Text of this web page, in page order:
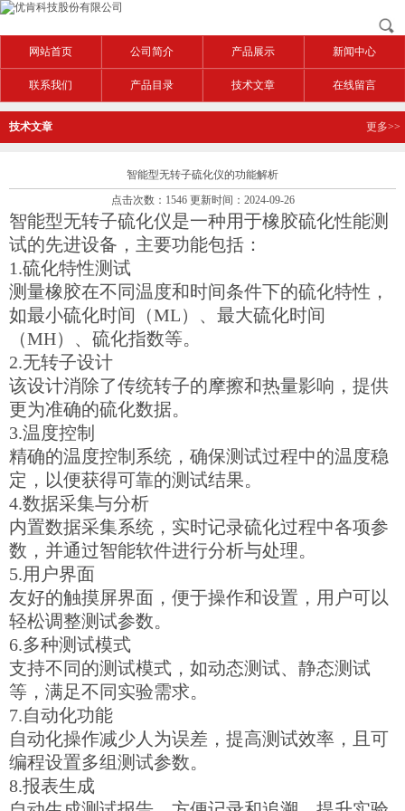
网站首页 公司简介 产品展示 新闻中心
联系我们 产品目录 技术文章 在线留言
技术文章 更多>>
智能型无转子硫化仪的功能解析
点击次数：1546 更新时间：2024-09-26
智能型无转子硫化仪是一种用于橡胶硫化性能测
试的先进设备，主要功能包括：
1.硫化特性测试
测量橡胶在不同温度和时间条件下的硫化特性，
如最小硫化时间（ML）、最大硫化时间
（MH）、硫化指数等。
2.无转子设计
该设计消除了传统转子的摩擦和热量影响，提供
更为准确的硫化数据。
3.温度控制
精确的温度控制系统，确保测试过程中的温度稳
定，以便获得可靠的测试结果。
4.数据采集与分析
内置数据采集系统，实时记录硫化过程中各项参
数，并通过智能软件进行分析与处理。
5.用户界面
友好的触摸屏界面，便于操作和设置，用户可以
轻松调整测试参数。
6.多种测试模式
支持不同的测试模式，如动态测试、静态测试
等，满足不同实验需求。
7.自动化功能
自动化操作减少人为误差，提高测试效率，且可
编程设置多组测试参数。
8.报表生成